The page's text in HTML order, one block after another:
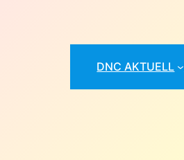
DNC AKTUELL